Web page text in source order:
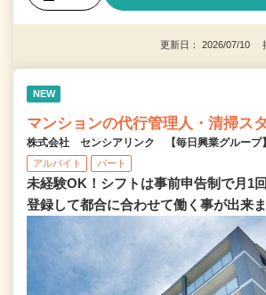
更新日： 2026/07/10
NEW
マンションの代行管理人・清掃ス
株式会社 センシアリンク 【毎日興業グループ】
アルバイト パート
未経験OK！シフトは事前申告制で月1
登録して都合に合わせて働く事が出来